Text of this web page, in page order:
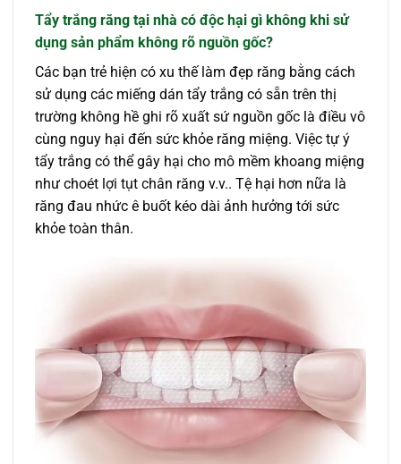
Tẩy trắng răng tại nhà có độc hại gì không khi sử
dụng sản phẩm không rõ nguồn gốc?
Các bạn trẻ hiện có xu thế làm đẹp răng bằng cách
sử dụng các miếng dán tẩy trắng có sẵn trên thị
trường không hề ghi rõ xuất sứ nguồn gốc là điều vô
cùng nguy hại đến sức khỏe răng miệng. Việc tự ý
tẩy trắng có thể gây hại cho mô mềm khoang miệng
như choét lợi tụt chân răng v.v.. Tệ hại hơn nữa là
răng đau nhức ê buốt kéo dài ảnh hưởng tới sức
khỏe toàn thân.